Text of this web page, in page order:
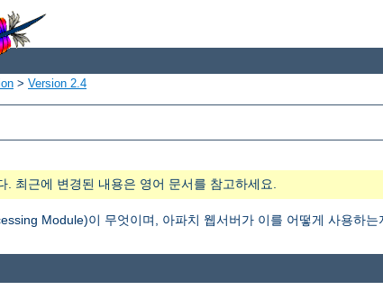
> Version 2.4
. 최근에 변경된 내용은 영어 문서를 참고하세요.
Module)이 무엇이며, 아파치 웹서버가 이를 어떻게 사용하는